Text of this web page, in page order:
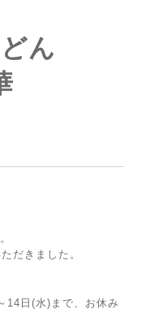
ん
だきました。
14日(水)まで、お休み